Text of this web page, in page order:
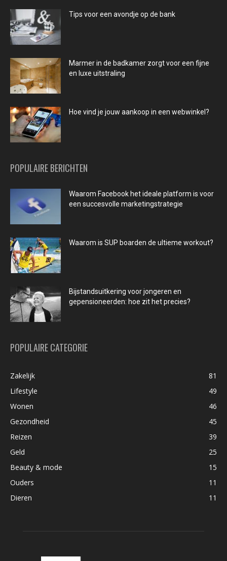
Tips voor een avondje op de bank
Marmer in de badkamer zorgt voor een fijne
en luxe uitstraling
Hoe vind je jouw aankoop in een webwinkel?
POPULAIRE BERICHTEN
Waarom Facebook het ideale platform is voor
een succesvolle marketingstrategie
Waarom is SUP boarden de ultieme workout?
Bijstandsuitkering voor jongeren en
gepensioneerden: hoe zit het precies?
POPULAIRE CATEGORIE
Zakelijk
81
Lifestyle
49
Wonen
46
Gezondheid
45
Reizen
39
Geld
25
Beauty & mode
15
Ouders
11
Dieren
11